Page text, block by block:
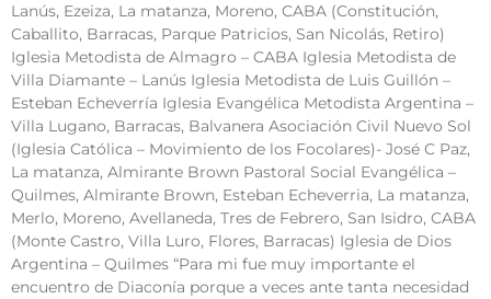
Lanús, Ezeiza, La matanza, Moreno, CABA (Constitución,
Caballito, Barracas, Parque Patricios, San Nicolás, Retiro)
Iglesia Metodista de Almagro – CABA Iglesia Metodista de
Villa Diamante – Lanús Iglesia Metodista de Luis Guillón –
Esteban Echeverría Iglesia Evangélica Metodista Argentina –
Villa Lugano, Barracas, Balvanera Asociación Civil Nuevo Sol
(Iglesia Católica – Movimiento de los Focolares)- José C Paz,
La matanza, Almirante Brown Pastoral Social Evangélica –
Quilmes, Almirante Brown, Esteban Echeverria, La matanza,
Merlo, Moreno, Avellaneda, Tres de Febrero, San Isidro, CABA
(Monte Castro, Villa Luro, Flores, Barracas) Iglesia de Dios
Argentina – Quilmes “Para mi fue muy importante el
encuentro de Diaconía porque a veces ante tanta necesidad